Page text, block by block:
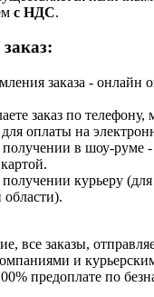
с НДС.
заказа - онлайн
заказ по
оплаты на
в шоу-руме
курьеру
все заказы,
и
предоплате по